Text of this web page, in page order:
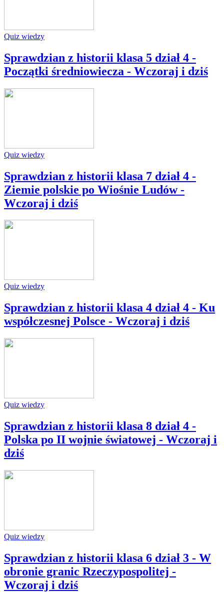
Quiz wiedzy
Sprawdzian z historii klasa 5 dział 4 -
Początki średniowiecza - Wczoraj i dziś
Quiz wiedzy
Sprawdzian z historii klasa 7 dział 4 -
Ziemie polskie po Wiośnie Ludów -
Wczoraj i dziś
Quiz wiedzy
Sprawdzian z historii klasa 4 dział 4 - Ku
współczesnej Polsce - Wczoraj i dziś
Quiz wiedzy
Sprawdzian z historii klasa 8 dział 4 -
Polska po II wojnie światowej - Wczoraj i
dziś
Quiz wiedzy
Sprawdzian z historii klasa 6 dział 3 - W
obronie granic Rzeczypospolitej -
Wczoraj i dziś